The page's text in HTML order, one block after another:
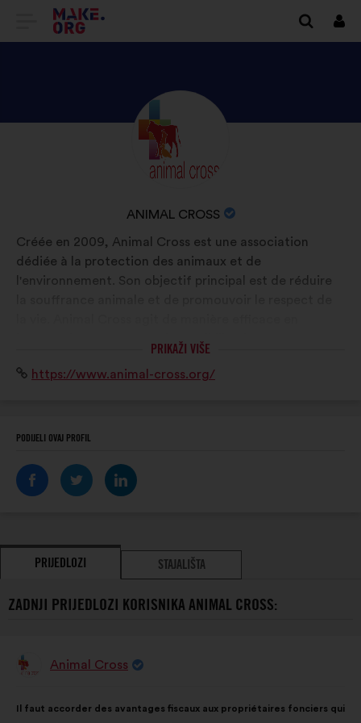
IDI
POČETNU
STRANICU
PLATFORME
MAKE.ORG
PROFIL
KORISNIKA
ANIMAL
NAZIV
ORGANIZACIJE:
ANIMAL CROSS
Créée en 2009, Animal Cross est une association
dédiée à la protection des animaux et de
l'environnement. Son objectif principal est de réduire
lançant des campagnes de sensibilisation, en menant
terrain pour protéger la faune sauvage et lui assurer
PRIKAŽI VIŠE
Mrežno
https://www.animal-cross.org/
PODIJELI OVAJ PROFIL
PRIJEDLOZI STAJALIŠTA
ZADNJI PRIJEDLOZI KORISNIKA ANIMAL CROSS:
PrijedlogAnimal Cross
prijedloga:
Il faut accorder des avantages fiscaux aux propriétaires fonciers qui
raspodjelu: